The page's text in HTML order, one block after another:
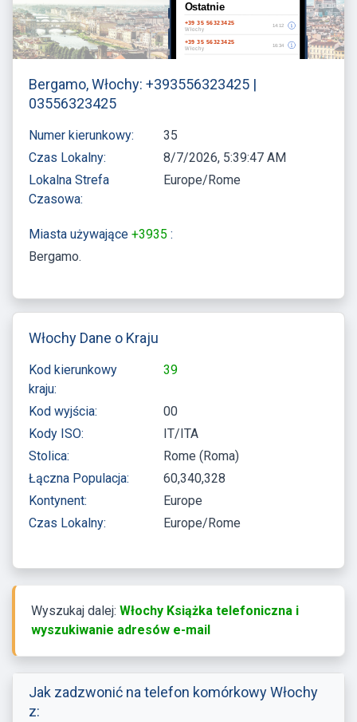
Bergamo, Włochy: +393556323425 |
03556323425
Numer kierunkowy:
35
Czas Lokalny:
8/7/2026, 5:39:48 AM
Lokalna Strefa
Czasowa:
Europe/Rome
Miasta używające +3935 :
Bergamo
Włochy Dane o Kraju
Kod kierunkowy
kraju:
39
Kod wyjścia:
00
Kody ISO:
IT/ITA
Stolica:
Rome (Roma)
Łączna Populacja:
60,340,328
Kontynent:
Europe
Czas Lokalny:
Europe/Rome
Wyszukaj dalej: Włochy Książka telefoniczna i
wyszukiwanie adresów e-mail
Jak zadzwonić na telefon komórkowy Włochy
z: